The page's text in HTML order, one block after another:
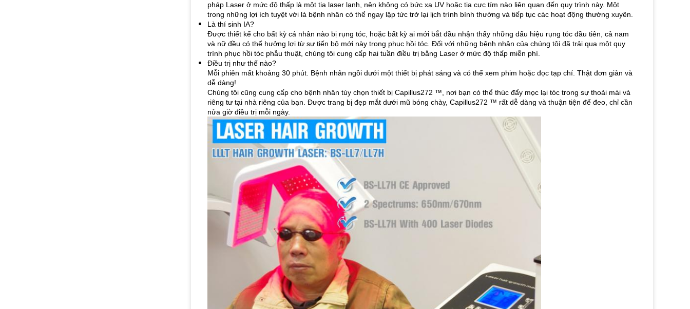
pháp Laser ở mức độ thấp là một tia laser lạnh, nên không có bức xạ UV hoặc tia cực tím nào liên quan đến quy trình này. Một
trong những lợi ích tuyệt vời là bệnh nhân có thể ngay lập tức trở lại lịch trình bình thường và tiếp tục các hoạt động thường xuyên.
Là thí sinh IA?
Được thiết kế cho bất kỳ cá nhân nào bị rụng tóc, hoặc bất kỳ ai mới bắt đầu nhận thấy những dấu hiệu rụng tóc đầu tiên, cả nam
và nữ đều có thể hưởng lợi từ sự tiến bộ mới này trong phục hồi tóc. Đối với những bệnh nhân của chúng tôi đã trải qua một quy
trình phục hồi tóc phẫu thuật, chúng tôi cung cấp hai tuần điều trị bằng Laser ở mức độ thấp miễn phí.
Điều trị như thế nào?
Mỗi phiên mất khoảng 30 phút. Bệnh nhân ngồi dưới một thiết bị phát sáng và có thể xem phim hoặc đọc tạp chí. Thật đơn giản và
dễ dàng!
Chúng tôi cũng cung cấp cho bệnh nhân tùy chọn thiết bị Capillus272 ™, nơi bạn có thể thúc đẩy mọc lại tóc trong sự thoải mái và
riêng tư tại nhà riêng của bạn. Được trang bị đẹp mắt dưới mũ bóng chày, Capillus272 ™ rất dễ dàng và thuận tiện để đeo, chỉ cần
nửa giờ điều trị mỗi ngày.